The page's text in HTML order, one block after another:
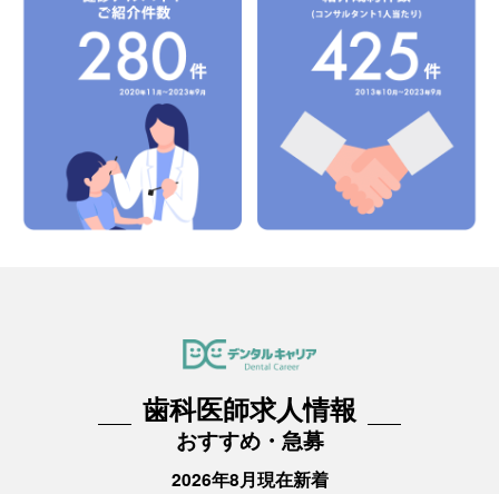
歯科医師求人情報
おすすめ・急募
2026年8月現在新着